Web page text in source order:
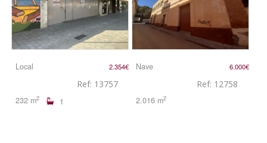
Local 2.354€
Ref: 13757
232 m2 1
Nave 6.000€
Ref: 12758
2.016 m2